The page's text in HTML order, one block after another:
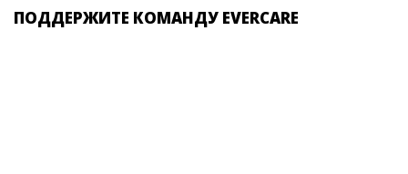
ПОДДЕРЖИТЕ КОМАНДУ EVERCARE